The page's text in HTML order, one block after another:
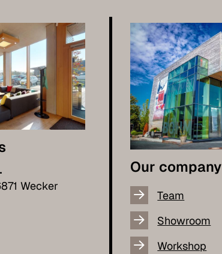
Wecker
Our company
Team
Showroom
Workshop